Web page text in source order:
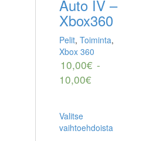
Auto IV –
Xbox360
Pelit, Toiminta,
Xbox 360
10,00€ -
10,00€
Valitse
vaihtoehdoista